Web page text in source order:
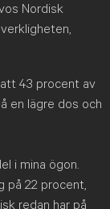
Nordisk
43 procent av
en lägre dos och
i mina ögon.
på 22 procent,
redan har på